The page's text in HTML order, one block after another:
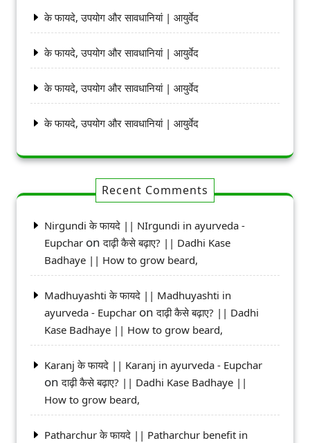
के फायदे, उपयोग और सावधानियां | आयुर्वेद
के फायदे, उपयोग और सावधानियां | आयुर्वेद
के फायदे, उपयोग और सावधानियां | आयुर्वेद
के फायदे, उपयोग और सावधानियां | आयुर्वेद
Recent Comments
Nirgundi के फायदे || NIrgundi in ayurveda -
Eupchar onदाढ़ी कैसे बढ़ाए? || Dadhi Kase
Badhaye || How to grow beard,
Madhuyashti के फायदे || Madhuyashti in
ayurveda - Eupchar onदाढ़ी कैसे बढ़ाए? || Dadhi
Kase Badhaye || How to grow beard,
Karanj के फायदे || Karanj in ayurveda - Eupchar
onदाढ़ी कैसे बढ़ाए? || Dadhi Kase Badhaye ||
How to grow beard,
Patharchur के फायदे || Patharchur benefit in